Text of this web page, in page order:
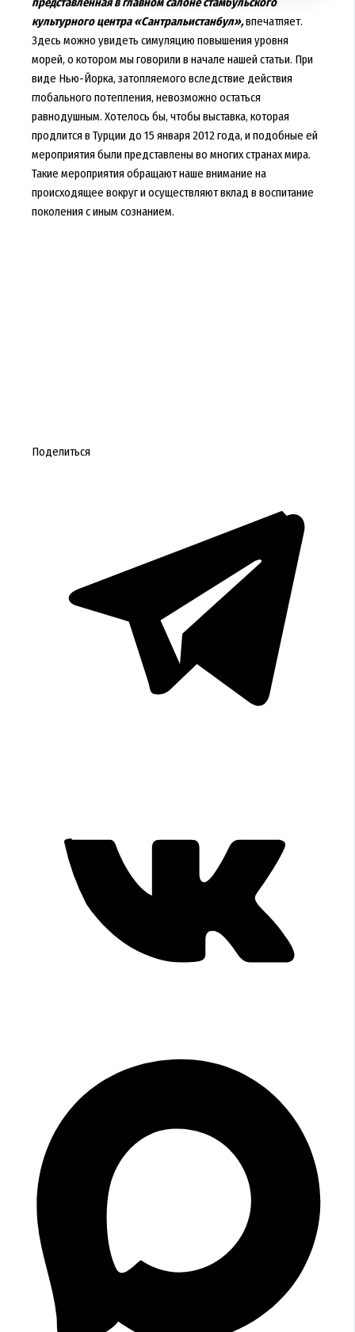
культурного центра «Сантральистанбул»,впечатляет.
Здесь можно увидеть симуляцию повышения уровня
морей, о котором мы говорили в начале нашей статьи. При
виде Нью-Йорка, затопляемого вследствие действия
глобального потепления, невозможно остаться
равнодушным. Хотелось бы, чтобы выставка, которая
продлится в Турции до 15 января 2012 года, и подобные ей
мероприятия были представлены во многих странах мира.
Такие мероприятия обращают наше внимание на
происходящее вокруг и осуществляют вклад в воспитание
поколения с иным сознанием.
Поделиться